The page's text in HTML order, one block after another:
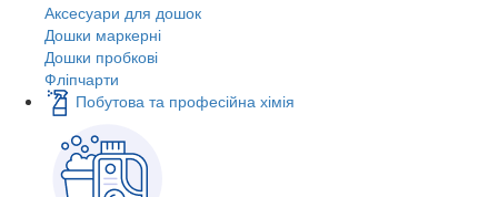
Аксесуари для дошок
Дошки маркерні
Дошки пробкові
Фліпчарти
Побутова та професійна хімія